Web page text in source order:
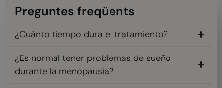
Preguntes freqüents
¿Cuánto tiempo dura el tratamiento?
¿Es normal tener problemas de sueño
durante la menopausia?